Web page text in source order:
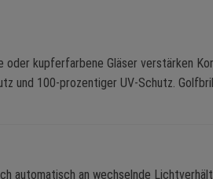
oder kupferfarbene Gläser verstärken
und 100-prozentiger UV-Schutz.
automatisch an wechselnde